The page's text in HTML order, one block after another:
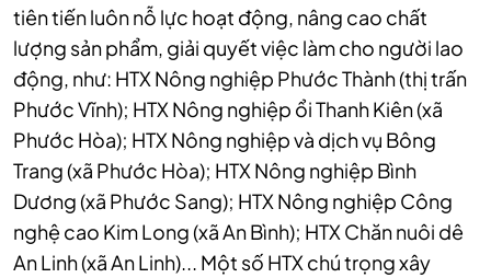
tiên tiến luôn nỗ lực hoạt động, nâng cao chất
lượng sản phẩm, giải quyết việc làm cho người lao
động, như: HTX Nông nghiệp Phước Thành (thị trấn
Phước Vĩnh); HTX Nông nghiệp ổi Thanh Kiên (xã
Phước Hòa); HTX Nông nghiệp và dịch vụ Bông
Trang (xã Phước Hòa); HTX Nông nghiệp Bình
Dương (xã Phước Sang); HTX Nông nghiệp Công
nghệ cao Kim Long (xã An Bình); HTX Chăn nuôi dê
An Linh (xã An Linh)... Một số HTX chú trọng xây